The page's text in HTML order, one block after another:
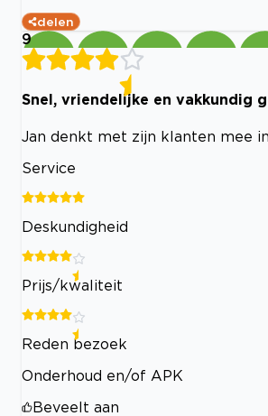
delen
9
Snel, vriendelijke en vakkundig
Jan denkt met zijn klanten mee
Service
Deskundigheid
Prijs/kwaliteit
Reden bezoek
Onderhoud en/of APK
Beveelt aan